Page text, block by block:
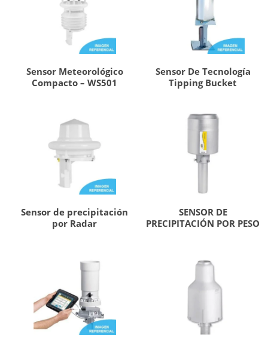
Sensor Meteorológico
Compacto – WS501
Sensor De Tecnología
Tipping Bucket
Sensor de precipitación
por Radar
SENSOR DE
PRECIPITACIÓN POR PESO